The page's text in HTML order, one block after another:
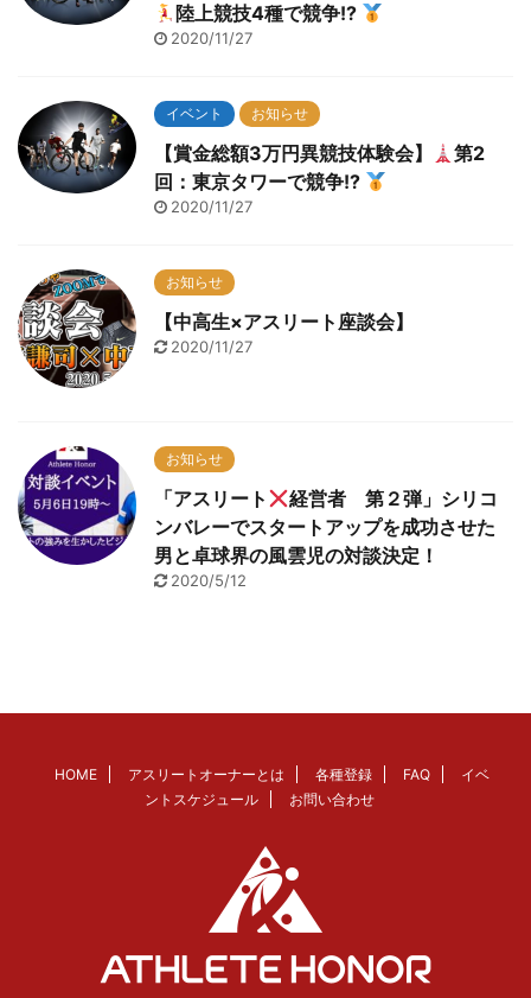
陸上競技4種で競争!?
2020/11/27
イベント お知らせ
【賞金総額3万円異競技体験会】
第2
回：東京タワーで競争!?
2020/11/27
お知らせ
【中高生×アスリート座談会】
2020/11/27
お知らせ
「アスリート
経営者 第２弾」シリコ
ンバレーでスタートアップを成功させた
男と卓球界の風雲児の対談決定！
2020/5/12
HOME アスリートオーナーとは 各種登録 FAQ
イベ
ントスケジュール
お問い合わせ